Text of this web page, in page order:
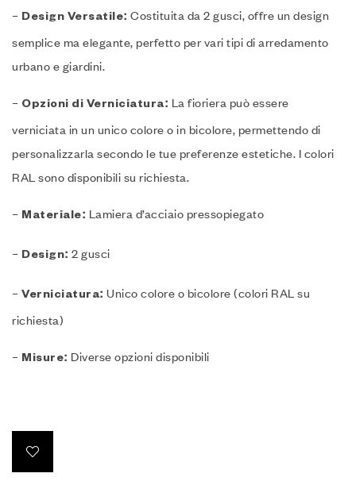
– Design Versatile: Costituita da 2 gusci, offre un design
semplice ma elegante, perfetto per vari tipi di arredamento
urbano e giardini.
– Opzioni di Verniciatura: La fioriera può essere
verniciata in un unico colore o in bicolore, permettendo di
personalizzarla secondo le tue preferenze estetiche. I colori
RAL sono disponibili su richiesta.
– Materiale: Lamiera d’acciaio pressopiegato
– Design: 2 gusci
– Verniciatura: Unico colore o bicolore (colori RAL su
richiesta)
– Misure: Diverse opzioni disponibili